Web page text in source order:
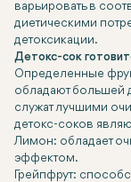
варьировать в
диетическими
детоксикации.
Детокс-сок
Определенные
обладают большей
служат лучшими
детокс-соков
Лимон: обладает
эффектом.
Грейпфрут: